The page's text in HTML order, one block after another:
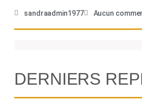
sandraadmin1977 Aucun
DERNIERS